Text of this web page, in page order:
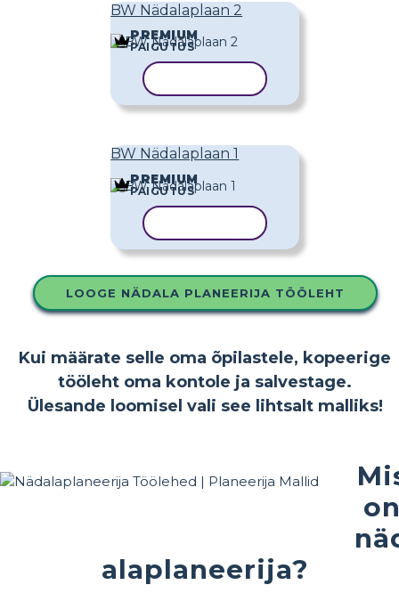
BW Nädalaplaan 2
PREMIUM
PAIGUTUS
BW Nädalaplaan 1
PREMIUM
PAIGUTUS
LOOGE NÄDALA PLANEERIJA TÖÖLEHT
Kui määrate selle oma õpilastele, kopeerige
tööleht oma kontole ja salvestage.
Ülesande loomisel vali see lihtsalt malliks!
alaplaneerija?